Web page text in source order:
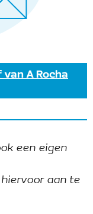
A Rocha
een eigen
aan te